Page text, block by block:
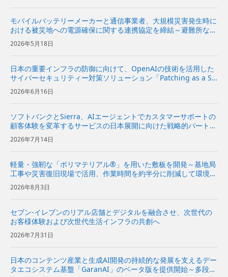
モバイルバッテリーメーカーと通信事業者、大規模災害発生時に
おける被災地への電源確保に関する連携協定を締結～避難所など
への電源関連機材の提供に向けて協力～
2026年5月18日
日本の重要インフラの防御に向けて、OpenAIの技術を活用した
サイバーセキュリティー対策ソリューション「Patching as a Se
rvice」を提供開始～企業向けに、脆弱性診断から修復方針の策
定、実装の提案までを一気通貫で支援～ | ...
2026年6月16日
ソフトバンクとSierra、AIエージェントでカスタマーサポートの
顧客体験を変革するサービスの日本展開に向けた戦略的パートナ
ーシップ契約を締結〜Sierraの対話型AIプラットフォームをソフ
トバンクが日本市場で独占販売代理店として販売開始〜...
2026年7月14日
軽量・強靭な「ポリマテリアル®」を用いた敷板を開発～基地局
工事や災害復旧現場で活用、作業時間を約半分に削減して環境負
荷を低減～
2026年8月3日
セブン-イレブンのリアル店舗とデジタルを融合させ、次世代の
お客様体験および次世代生活インフラの共創へ
2026年7月31日
日本のコンテンツ産業と生成AI開発の持続的な発展を支えるデー
タエコシステム基盤「GaranAI」のベータ版を提供開始～多段階